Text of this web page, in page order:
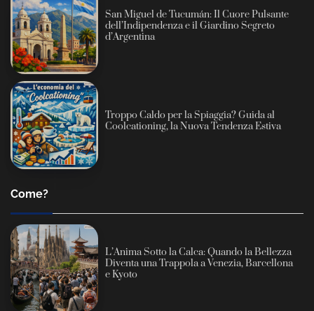
San Miguel de Tucumán: Il Cuore Pulsante
dell’Indipendenza e il Giardino Segreto
d’Argentina
Troppo Caldo per la Spiaggia? Guida al
Coolcationing, la Nuova Tendenza Estiva
Come?
L’Anima Sotto la Calca: Quando la Bellezza
Diventa una Trappola a Venezia, Barcellona
e Kyoto